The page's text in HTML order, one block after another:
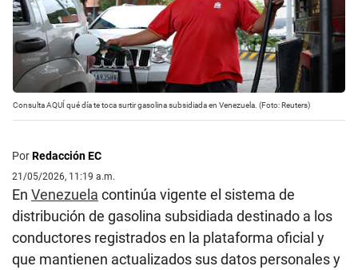
Consulta AQUÍ qué día te toca surtir gasolina subsidiada en Venezuela. (Foto: Reuters)
PorRedacción EC
21/05/2026, 11:19 a.m.
En Venezuela continúa vigente el sistema de
distribución de gasolina subsidiada destinado a los
conductores registrados en la plataforma oficial y
que mantienen actualizados sus datos personales y